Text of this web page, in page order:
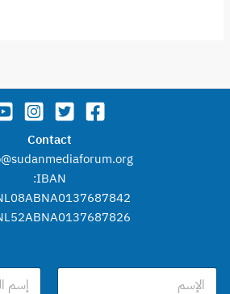
Contact
IBAN:
ا